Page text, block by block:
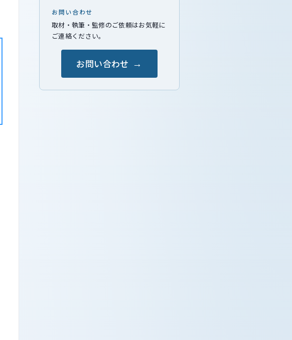
お問い合わせ
取材・執筆・監修のご依頼はお気軽に
ご連絡ください。
お問い合わせ